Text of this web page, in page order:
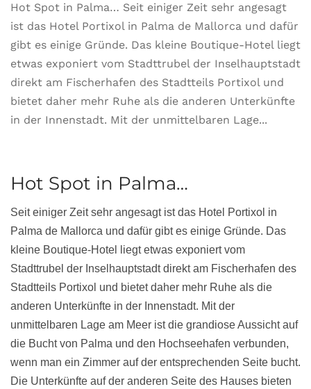
Hot Spot in Palma… Seit einiger Zeit sehr angesagt
ist das Hotel Portixol in Palma de Mallorca und dafür
gibt es einige Gründe. Das kleine Boutique-Hotel liegt
etwas exponiert vom Stadttrubel der Inselhauptstadt
direkt am Fischerhafen des Stadtteils Portixol und
bietet daher mehr Ruhe als die anderen Unterkünfte
in der Innenstadt. Mit der unmittelbaren Lage...
Hot Spot in Palma…
Seit einiger Zeit sehr angesagt ist das Hotel Portixol in
Palma de Mallorca und dafür gibt es einige Gründe. Das
kleine Boutique-Hotel liegt etwas exponiert vom
Stadttrubel der Inselhauptstadt direkt am Fischerhafen des
Stadtteils Portixol und bietet daher mehr Ruhe als die
anderen Unterkünfte in der Innenstadt. Mit der
unmittelbaren Lage am Meer ist die grandiose Aussicht auf
die Bucht von Palma und den Hochseehafen verbunden,
wenn man ein Zimmer auf der entsprechenden Seite bucht.
Die Unterkünfte auf der anderen Seite des Hauses bieten